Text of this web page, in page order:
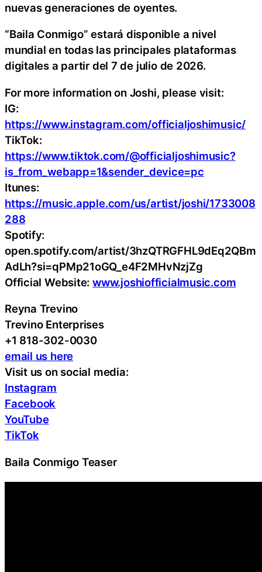
nuevas generaciones de oyentes.
“Baila Conmigo” estará disponible a nivel
mundial en todas las principales plataformas
digitales a partir del 7 de julio de 2026.
For more information on Joshi, please visit:
IG:
https://www.instagram.com/officialjoshimusic/
TikTok:
https://www.tiktok.com/@officialjoshimusic?
is_from_webapp=1&sender_device=pc
Itunes:
https://music.apple.com/us/artist/joshi/1733008
288
Spotify:
open.spotify.com/artist/3hzQTRGFHL9dEq2QBm
AdLh?si=qPMp21oGQ_e4F2MHvNzjZg
Official Website:www.joshiofficialmusic.com
Reyna Trevino
Trevino Enterprises
+1 818-302-0030
email us here
Visit us on social media:
Instagram
Facebook
YouTube
TikTok
Baila Conmigo Teaser